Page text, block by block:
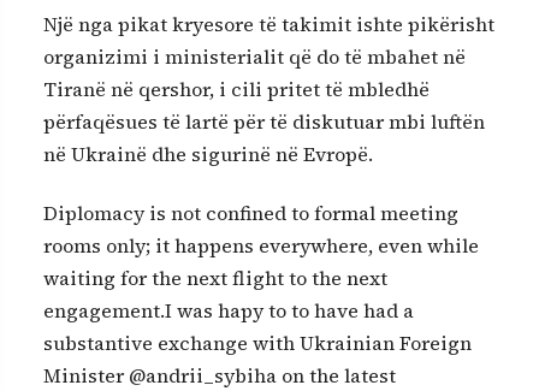
Një nga pikat kryesore të takimit ishte pikërisht
organizimi i ministerialit që do të mbahet në
Tiranë në qershor, i cili pritet të mbledhë
përfaqësues të lartë për të diskutuar mbi luftën
në Ukrainë dhe sigurinë në Evropë.
Diplomacy is not confined to formal meeting
rooms only; it happens everywhere, even while
waiting for the next flight to the next
engagement.I was hapy to to have had a
substantive exchange with Ukrainian Foreign
Minister @andrii_sybiha on the latest